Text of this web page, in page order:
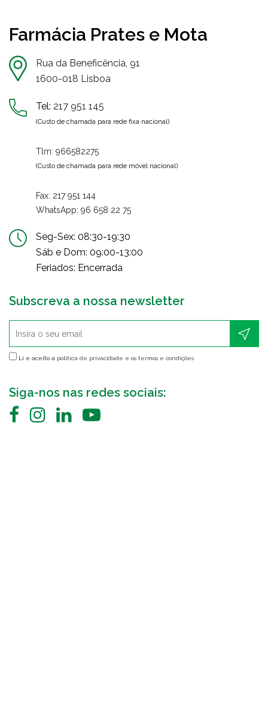
Farmácia Prates e Mota
Rua da Beneficência, 91
1600-018 Lisboa
Tel: 217 951 145
(Custo de chamada para rede fixa nacional)
Tlm: 966582275
(Custo de chamada para rede móvel nacional)
Fax: 217 951 144
WhatsApp: 96 658 22 75
Seg-Sex: 08:30-19:30
Sáb e Dom: 09:00-13:00
Feriados: Encerrada
Subscreva a nossa newsletter
Li e aceito a política de privacidade e os termos e condições
Siga-nos nas redes sociais: